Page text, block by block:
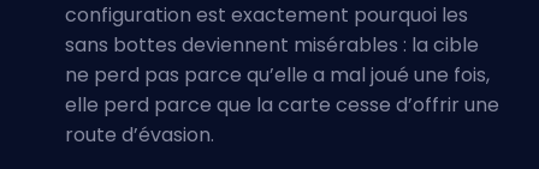
configuration est exactement pourquoi les
sans bottes deviennent misérables : la cible
ne perd pas parce qu’elle a mal joué une fois,
elle perd parce que la carte cesse d’offrir une
route d’évasion.